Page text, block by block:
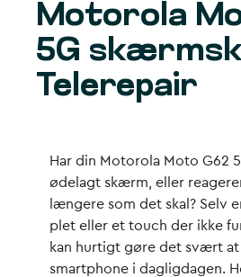
Find butik
Erhverv
Motorola
5G
Telerepair
Har din Motorola Moto G62
ødelagt skærm, eller
længere som det skal? Selv
plet eller et touch der ikke
kan hurtigt gøre det svært
smartphone i dagligdagen.